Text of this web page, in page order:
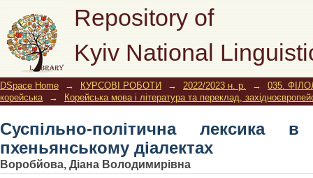
Repository of
Kyiv National
Суспільно-політична лексика в
DSpace Home → КУРСОВІ РОБОТИ → 2022/2023 н. р. →
035.
корейська
→ Корейська мова і література та переклад,
Суспільно-політична лексика
пхеньянському діалектах
Воробйова, Діана Володимирівна